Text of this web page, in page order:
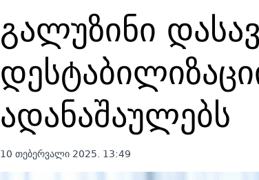
გალუზინი
ადანაშაულებს
10 თებერვალი 2025. 13:49